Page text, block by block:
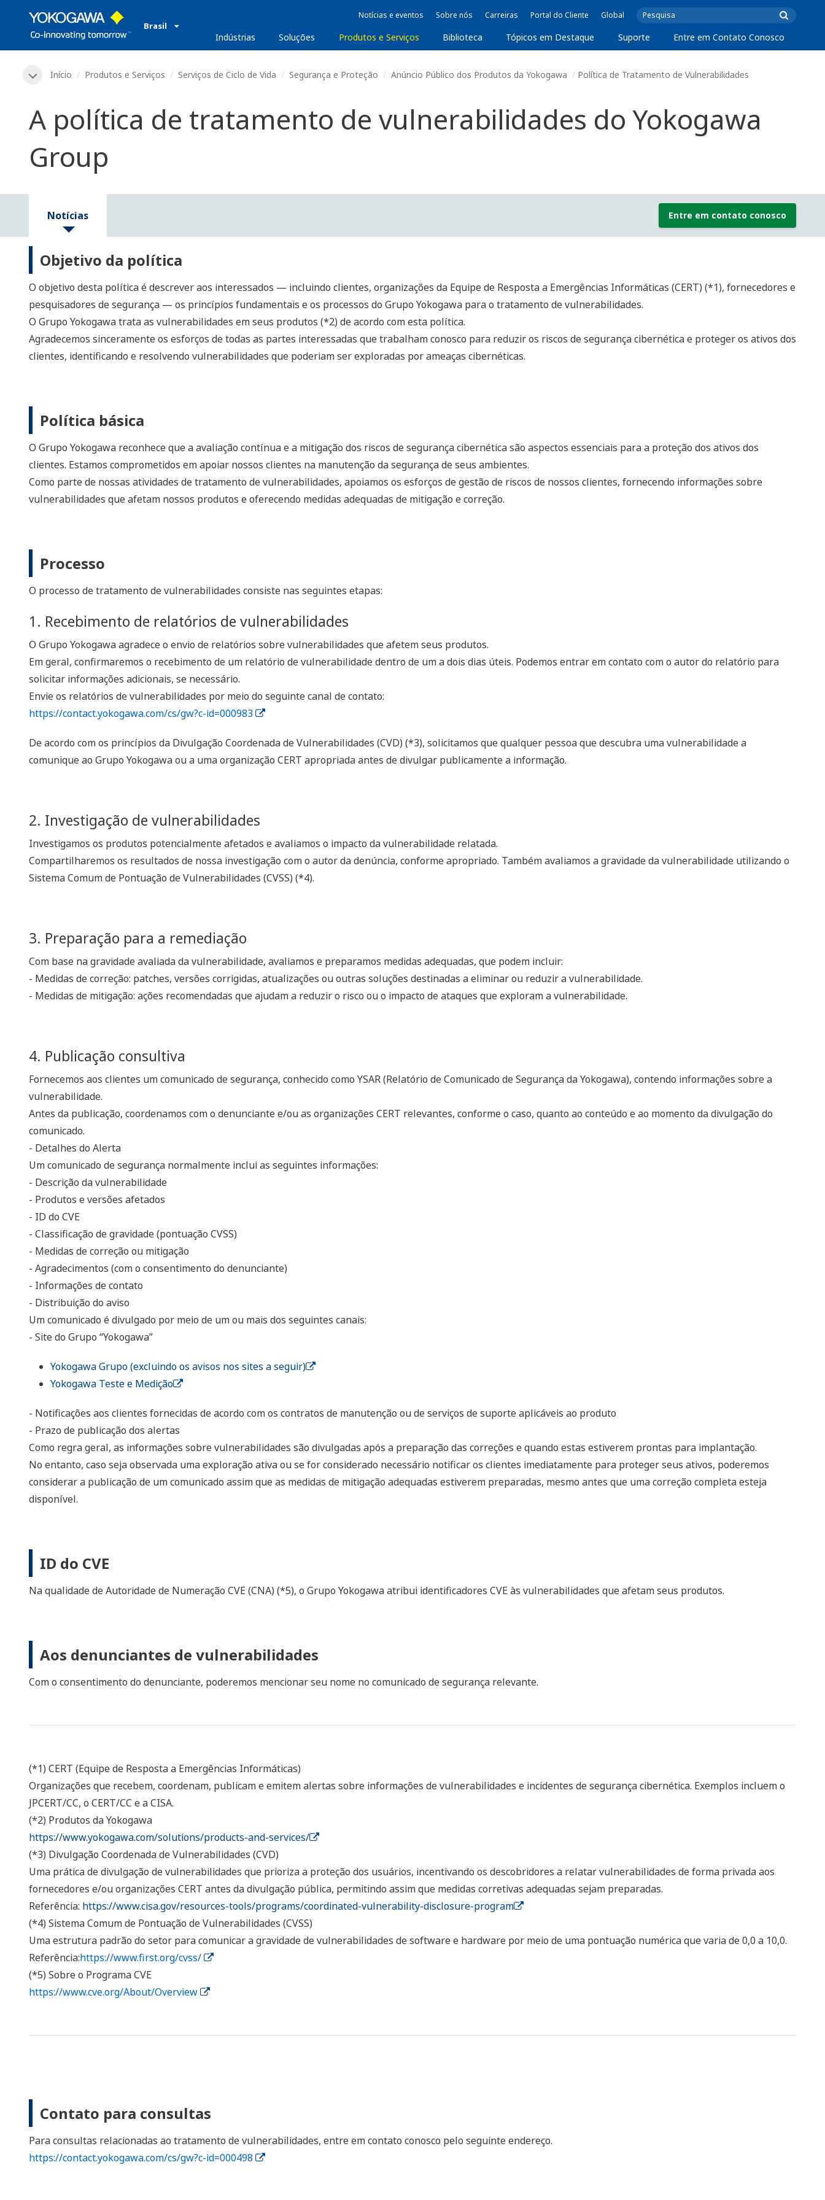
Brasil
Notícias e eventos Sobre nós Carreiras Portal do Cliente Global
Indústrias Soluções Produtos e Serviços Biblioteca Tópicos em Destaque Suporte Entre em Contato Conosco
Início Produtos e Serviços Serviços de Ciclo de Vida Segurança e Proteção Anúncio Público dos Produtos da Yokogawa Política de Tratamento de Vulnerabilidades
A política de tratamento de vulnerabilidades do Yokogawa
Group
Notícias Entre em contato conosco
Objetivo da política
O objetivo desta política é descrever aos interessados — incluindo clientes, organizações da Equipe de Resposta a Emergências Informáticas (CERT) (*1), fornecedores e
pesquisadores de segurança — os princípios fundamentais e os processos do Grupo Yokogawa para o tratamento de vulnerabilidades.
O Grupo Yokogawa trata as vulnerabilidades em seus produtos (*2) de acordo com esta política.
Agradecemos sinceramente os esforços de todas as partes interessadas que trabalham conosco para reduzir os riscos de segurança cibernética e proteger os ativos dos
clientes, identificando e resolvendo vulnerabilidades que poderiam ser exploradas por ameaças cibernéticas.
Política básica
O Grupo Yokogawa reconhece que a avaliação contínua e a mitigação dos riscos de segurança cibernética são aspectos essenciais para a proteção dos ativos dos
clientes. Estamos comprometidos em apoiar nossos clientes na manutenção da segurança de seus ambientes.
Como parte de nossas atividades de tratamento de vulnerabilidades, apoiamos os esforços de gestão de riscos de nossos clientes, fornecendo informações sobre
vulnerabilidades que afetam nossos produtos e oferecendo medidas adequadas de mitigação e correção.
Processo
O processo de tratamento de vulnerabilidades consiste nas seguintes etapas:
1. Recebimento de relatórios de vulnerabilidades
O Grupo Yokogawa agradece o envio de relatórios sobre vulnerabilidades que afetem seus produtos.
Em geral, confirmaremos o recebimento de um relatório de vulnerabilidade dentro de um a dois dias úteis. Podemos entrar em contato com o autor do relatório para
solicitar informações adicionais, se necessário.
Envie os relatórios de vulnerabilidades por meio do seguinte canal de contato:
https://contact.yokogawa.com/cs/gw?c-id=000983
De acordo com os princípios da Divulgação Coordenada de Vulnerabilidades (CVD) (*3), solicitamos que qualquer pessoa que descubra uma vulnerabilidade a
comunique ao Grupo Yokogawa ou a uma organização CERT apropriada antes de divulgar publicamente a informação.
2. Investigação de vulnerabilidades
Investigamos os produtos potencialmente afetados e avaliamos o impacto da vulnerabilidade relatada.
Compartilharemos os resultados de nossa investigação com o autor da denúncia, conforme apropriado. Também avaliamos a gravidade da vulnerabilidade utilizando o
Sistema Comum de Pontuação de Vulnerabilidades (CVSS) (*4).
3. Preparação para a remediação
Com base na gravidade avaliada da vulnerabilidade, avaliamos e preparamos medidas adequadas, que podem incluir:
- Medidas de correção: patches, versões corrigidas, atualizações ou outras soluções destinadas a eliminar ou reduzir a vulnerabilidade.
- Medidas de mitigação: ações recomendadas que ajudam a reduzir o risco ou o impacto de ataques que exploram a vulnerabilidade.
4. Publicação consultiva
Fornecemos aos clientes um comunicado de segurança, conhecido como YSAR (Relatório de Comunicado de Segurança da Yokogawa), contendo informações sobre a
vulnerabilidade.
Antes da publicação, coordenamos com o denunciante e/ou as organizações CERT relevantes, conforme o caso, quanto ao conteúdo e ao momento da divulgação do
comunicado.
- Detalhes do Alerta
Um comunicado de segurança normalmente inclui as seguintes informações:
- Descrição da vulnerabilidade
- Produtos e versões afetados
- ID do CVE
- Classificação de gravidade (pontuação CVSS)
- Medidas de correção ou mitigação
- Agradecimentos (com o consentimento do denunciante)
- Informações de contato
- Distribuição do aviso
Um comunicado é divulgado por meio de um ou mais dos seguintes canais:
- Site do Grupo “Yokogawa”
Yokogawa Grupo (excluindo os avisos nos sites a seguir)
Yokogawa Teste e Medição
- Notificações aos clientes fornecidas de acordo com os contratos de manutenção ou de serviços de suporte aplicáveis ao produto
- Prazo de publicação dos alertas
Como regra geral, as informações sobre vulnerabilidades são divulgadas após a preparação das correções e quando estas estiverem prontas para implantação.
No entanto, caso seja observada uma exploração ativa ou se for considerado necessário notificar os clientes imediatamente para proteger seus ativos, poderemos
considerar a publicação de um comunicado assim que as medidas de mitigação adequadas estiverem preparadas, mesmo antes que uma correção completa esteja
disponível.
ID do CVE
Na qualidade de Autoridade de Numeração CVE (CNA) (*5), o Grupo Yokogawa atribui identificadores CVE às vulnerabilidades que afetam seus produtos.
Aos denunciantes de vulnerabilidades
Com o consentimento do denunciante, poderemos mencionar seu nome no comunicado de segurança relevante.
(*1) CERT (Equipe de Resposta a Emergências Informáticas)
Organizações que recebem, coordenam, publicam e emitem alertas sobre informações de vulnerabilidades e incidentes de segurança cibernética. Exemplos incluem o
JPCERT/CC, o CERT/CC e a CISA.
(*2) Produtos da Yokogawa
https://www.yokogawa.com/solutions/products-and-services/
(*3) Divulgação Coordenada de Vulnerabilidades (CVD)
Uma prática de divulgação de vulnerabilidades que prioriza a proteção dos usuários, incentivando os descobridores a relatar vulnerabilidades de forma privada aos
fornecedores e/ou organizações CERT antes da divulgação pública, permitindo assim que medidas corretivas adequadas sejam preparadas.
Referência: https://www.cisa.gov/resources-tools/programs/coordinated-vulnerability-disclosure-program
(*4) Sistema Comum de Pontuação de Vulnerabilidades (CVSS)
Uma estrutura padrão do setor para comunicar a gravidade de vulnerabilidades de software e hardware por meio de uma pontuação numérica que varia de 0,0 a 10,0.
Referência:https://www.first.org/cvss/
(*5) Sobre o Programa CVE
https://www.cve.org/About/Overview
Contato para consultas
Para consultas relacionadas ao tratamento de vulnerabilidades, entre em contato conosco pelo seguinte endereço.
https://contact.yokogawa.com/cs/gw?c-id=000498